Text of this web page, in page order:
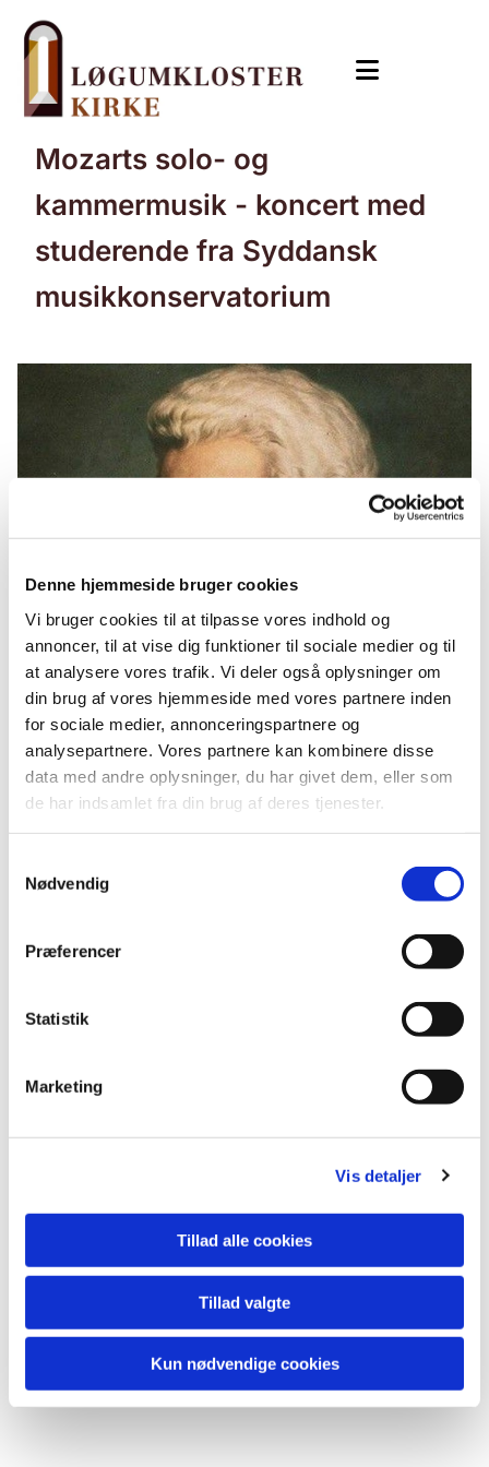
Denne hjemmeside bruger cookies
Vi bruger cookies til at tilpasse vores indhold og
annoncer, til at vise dig funktioner til sociale medier og til
at analysere vores trafik. Vi deler også oplysninger om
din brug af vores hjemmeside med vores partnere inden
for sociale medier, annonceringspartnere og
analysepartnere. Vores partnere kan kombinere disse
data med andre oplysninger, du har givet dem, eller som
de har indsamlet fra din brug af deres tjenester.
Nødvendig
Præferencer
Statistik
Marketing
Vis detaljer
Tillad alle cookies
Tillad valgte
Kun nødvendige cookies
Mozarts solo- og
kammermusik - koncert med
studerende fra Syddansk
musikkonservatorium
Søndag 20. september 2026, kl.
16:00 - 17:00
Musikstuderende fra forskellige faggrupper på
SDMK fremfører musik af Mozart.
Du vil måske også kunne